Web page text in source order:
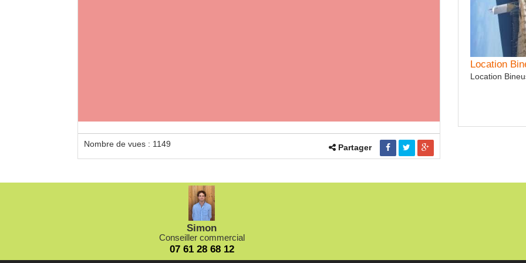
Nombre de vues : 1149 Partager
Location
Location
Location
Location
Simon
Conseiller commercial
07 61 28 68 12